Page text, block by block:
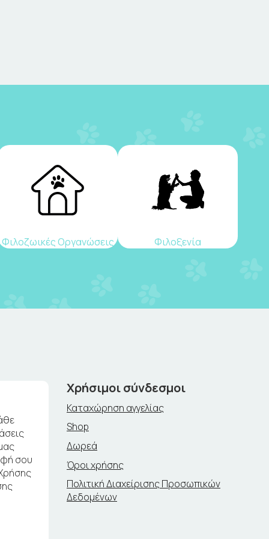
Φιλοζωικές Οργανώσεις Φιλοξενία
σου
Χρήσιμοι σύνδεσμοι
Καταχώρηση αγγελίας
Shop
Δωρεά
Όροι χρήσης
Πολιτική Διαχείρισης Προσωπικών
Δεδομένων